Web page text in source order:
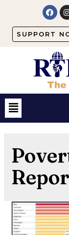
SUPPORT